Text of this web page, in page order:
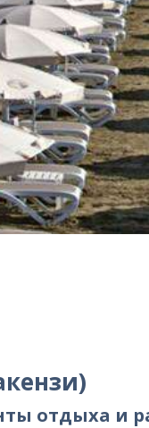
отдыха и